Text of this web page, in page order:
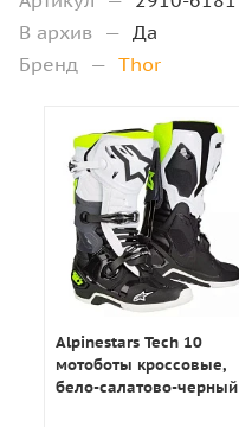
В архив — Да
Бренд — Thor
Alpinestars Tech 10
мотоботы кроссовые,
бело-салатово-черный